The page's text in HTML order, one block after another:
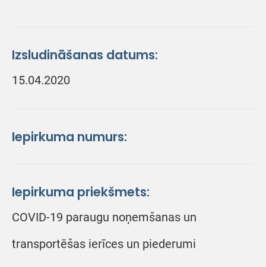
Izsludināšanas datums:
15.04.2020
Iepirkuma numurs:
Iepirkuma priekšmets:
COVID-19 paraugu noņemšanas un
transportēšas ierīces un piederumi